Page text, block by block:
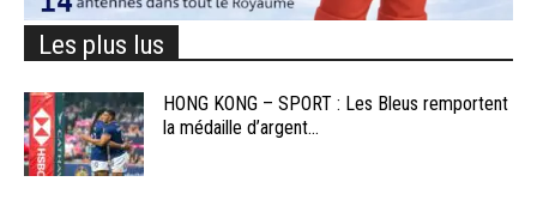
Les plus lus
HONG KONG – SPORT : Les Bleus remportent
la médaille d’argent...